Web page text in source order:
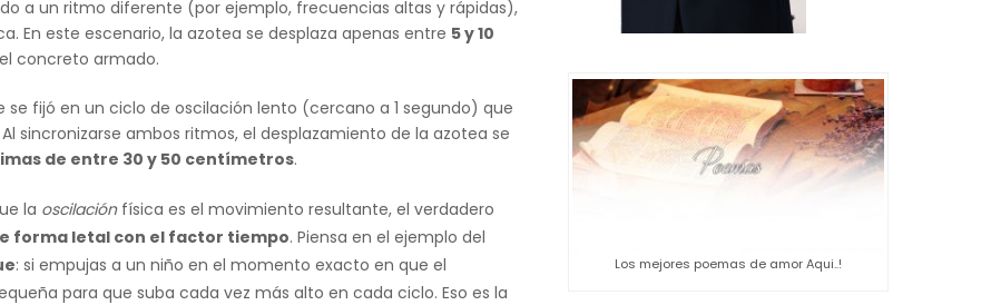
a un ritmo diferente (por ejemplo, frecuencias altas y rápidas),
En este escenario, la azotea se desplaza apenas entre 5 y 10
concreto armado.
se fijó en un ciclo de oscilación lento (cercano a 1 segundo) que
sincronizarse ambos ritmos, el desplazamiento de la azotea se
de entre 30 y 50 centímetros.
la oscilaciónfísica es el movimiento resultante, el verdadero
forma letal con el factor tiempo. Piensa en el ejemplo del
: si empujas a un niño en el momento exacto en que el
para que suba cada vez más alto en cada ciclo. Eso es la
Los mejores poemas de amor Aqui..!